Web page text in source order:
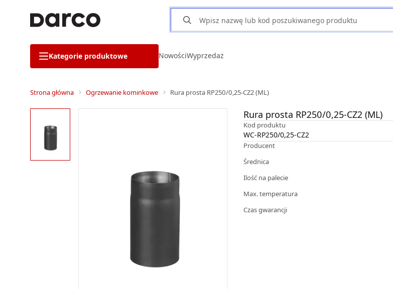
Kategorie produktowe NowościWyprzedaż
Strona główna Ogrzewanie kominkowe Rura prosta RP250/0,25-CZ2 (ML)
Rura prosta RP250/0,25-CZ2 (ML)
Kod produktu
WC-RP250/0,25-CZ2
Producent
Średnica
Ilość na palecie
Max. temperatura
Czas gwarancji